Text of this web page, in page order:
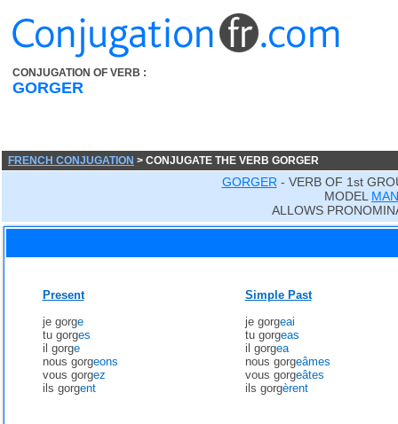
CONJUGATION OF VERB :
GORGER
FRENCH CONJUGATION > CONJUGATE THE VERB GORGER
GORGER - VERB OF 1st
MODEL
ALLOWS
Present
je gorge
tu gorges
il gorge
nous gorgeons
vous gorgez
ils gorgent
Simple Past
je gorgeai
tu gorgeas
il gorgea
nous gorgeâmes
vous gorgeâtes
ils gorgèrent